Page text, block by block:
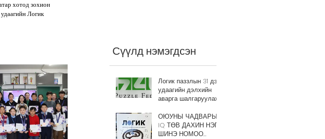
Логик паззлын 31 дэх
удаагийн дэлхийн
аварга шалгаруулах
Instruction Booklet
нийтлэгдлээ.
ОЮУНЫ ЧАДВАРЫН
IQ ТӨВ ДАХИН НЭГ
ШИНЭ НОМОО
Сүүлд нэмэгдсэн
хотод зохион
Логик